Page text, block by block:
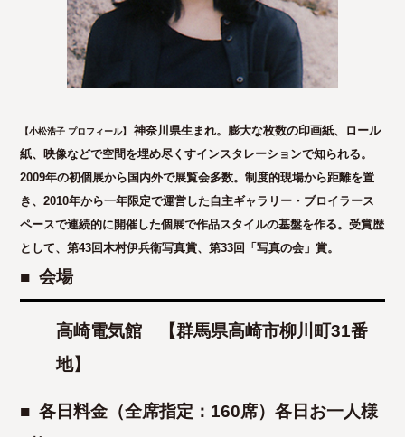
【小松浩子 プロフィール】
神奈川県生まれ。膨大な枚数の印画紙、ロール
紙、映像などで空間を埋め尽くすインスタレーションで知られる。
2009年の初個展から国内外で展覧会多数。制度的現場から距離を置
き、2010年から一年限定で運営した自主ギャラリー・ブロイラース
ペースで連続的に開催した個展で作品スタイルの基盤を作る。受賞歴
として、第43回木村伊兵衛写真賞、第33回「写真の会」賞。
■ 会場
高崎電気館 【群馬県高崎市柳川町31番
地】
■ 各日料金（全席指定： 160席）各日お一人様